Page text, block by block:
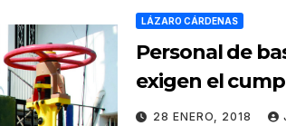
LÁZARO CÁRDENAS
Personal de
exigen el
pago de
28 ENERO, 2018